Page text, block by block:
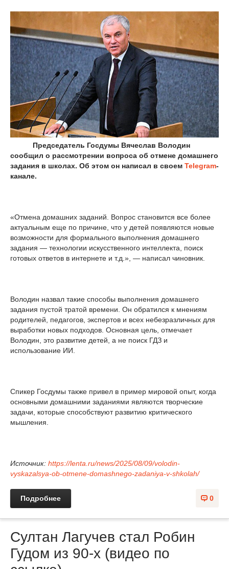
Председатель Госдумы Вячеслав Володин
сообщил о рассмотрении вопроса об отмене домашнего
задания в школах. Об этом он написал в своем Telegram-
канале.
«Отмена домашних заданий. Вопрос становится все более
актуальным еще по причине, что у детей появляются новые
возможности для формального выполнения домашнего
задания — технологии искусственного интеллекта, поиск
готовых ответов в интернете и т.д.», — написал чиновник.
Володин назвал такие способы выполнения домашнего
задания пустой тратой времени. Он обратился к мнениям
родителей, педагогов, экспертов и всех небезразличных для
выработки новых подходов. Основная цель, отмечает
Володин, это развитие детей, а не поиск ГДЗ и
использование ИИ.
Спикер Госдумы также привел в пример мировой опыт, когда
основными домашними заданиями являются творческие
задачи, которые способствуют развитию критического
мышления.
Источник: https://lenta.ru/news/2025/08/09/volodin-
vyskazalsya-ob-otmene-domashnego-zadaniya-v-shkolah/
0
Подробнее
Султан Лагучев стал Робин
Гудом из 90-х (видео по